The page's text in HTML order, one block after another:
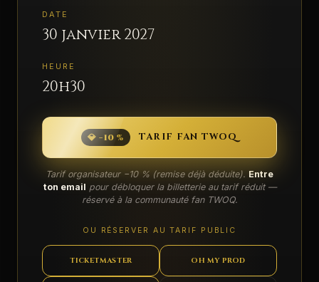
DATE
30 janvier 2027
HEURE
20h30
💎 −10 % TARIF FAN TWOQ
Tarif organisateur −10 % (remise déjà déduite). Entre
ton email pour débloquer la billetterie au tarif réduit —
réservé à la communauté fan TWOQ.
OU RÉSERVER AU TARIF PUBLIC
TICKETMASTER OH MY PROD